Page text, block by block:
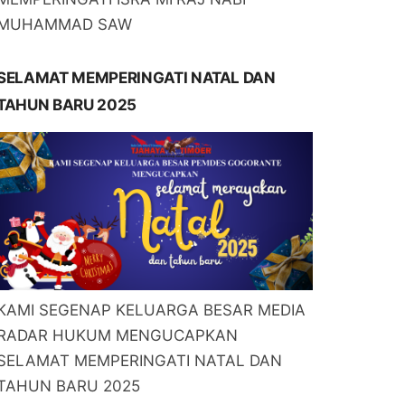
SAW
MEMPERINGATI NATAL DAN
BARU 2025
SEGENAP KELUARGA BESAR MEDIA
HUKUM MENGUCAPKAN
MEMPERINGATI NATAL DAN
BARU 2025